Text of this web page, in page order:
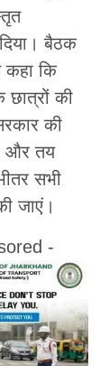
बैठक
कहा कि
छात्रों की
की
और तय
सभी
जाएं।
-